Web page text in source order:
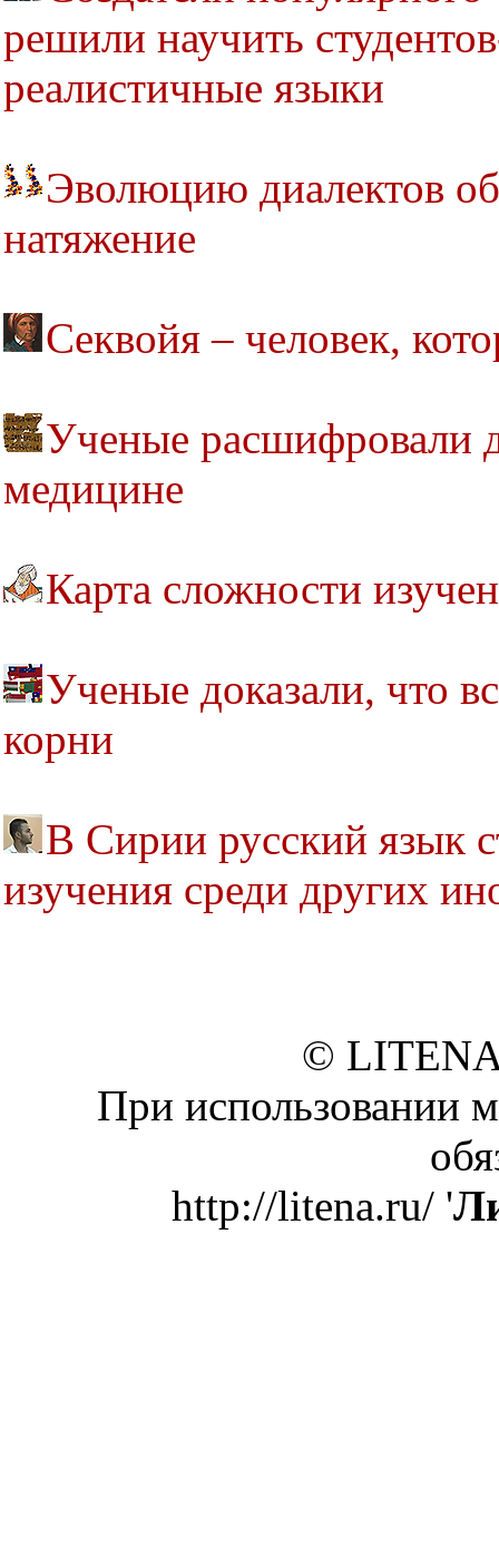
решили научить
реалистичные языки
Эволюцию диалектов
натяжение
Секвойя – человек,
Ученые расшифровали
медицине
Карта сложности
Ученые доказали, что
корни
В Сирии русский язык
изучения среди других
©
При использовании
http://litena.ru/ '